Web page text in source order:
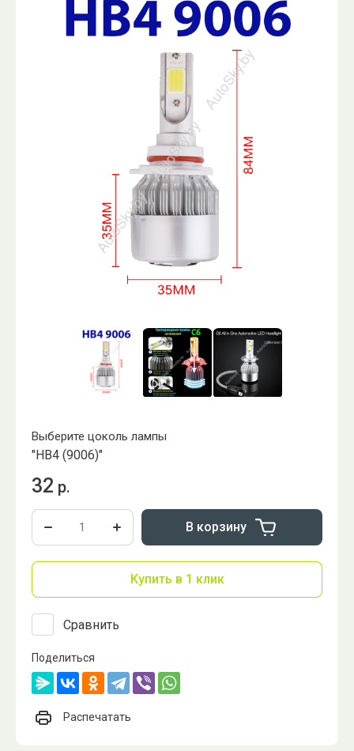
Выберите цоколь лампы
"HB4 (9006)"
32 р.
В корзину
Купить в 1 клик
Сравнить
Поделиться
Распечатать